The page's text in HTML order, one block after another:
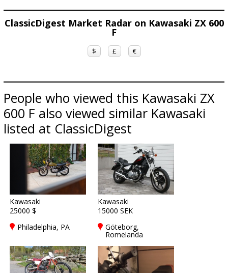
ClassicDigest Market Radar on Kawasaki ZX 600
F
$ £ €
People who viewed this Kawasaki ZX
600 F also viewed similar Kawasaki
listed at ClassicDigest
Kawasaki
25000 $
Philadelphia, PA
Kawasaki
15000 SEK
Göteborg,
Romelanda